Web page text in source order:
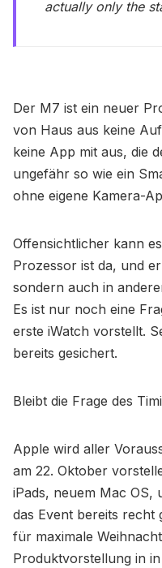
actually only the
Der M7 ist ein neuer
von Haus aus keine
keine App mit aus, die
ungefähr so wie ein
ohne eigene Kamera-
Offensichtlicher kann
Prozessor ist da, und
sondern auch in
Es ist nur noch eine
erste iWatch vorstellt.
bereits gesichert.
Bleibt die Frage des
Apple wird aller
am 22. Oktober
iPads, neuem Mac OS,
das Event bereits recht
für maximale
Produktvorstellung in